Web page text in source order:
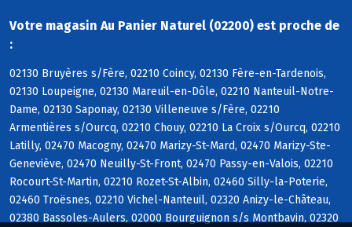
Votre magasin Au Panier Naturel (02200) est proche de
:
02130 Bruyères s/Fère, 02210 Coincy, 02130 Fère-en-Tardenois,
02130 Loupeigne, 02130 Mareuil-en-Dôle, 02210 Nanteuil-Notre-
Dame, 02130 Saponay, 02130 Villeneuve s/Fère, 02210
Armentières s/Ourcq, 02210 Chouy, 02210 La Croix s/Ourcq, 02210
Latilly, 02470 Macogny, 02470 Marizy-St-Mard, 02470 Marizy-Ste-
Geneviève, 02470 Neuilly-St-Front, 02470 Passy-en-Valois, 02210
Rocourt-St-Martin, 02210 Rozet-St-Albin, 02460 Silly-la-Poterie,
02460 Troësnes, 02210 Vichel-Nanteuil, 02320 Anizy-le-Château,
02380 Bassoles-Aulers, 02000 Bourguignon s/s Montbavin, 02320